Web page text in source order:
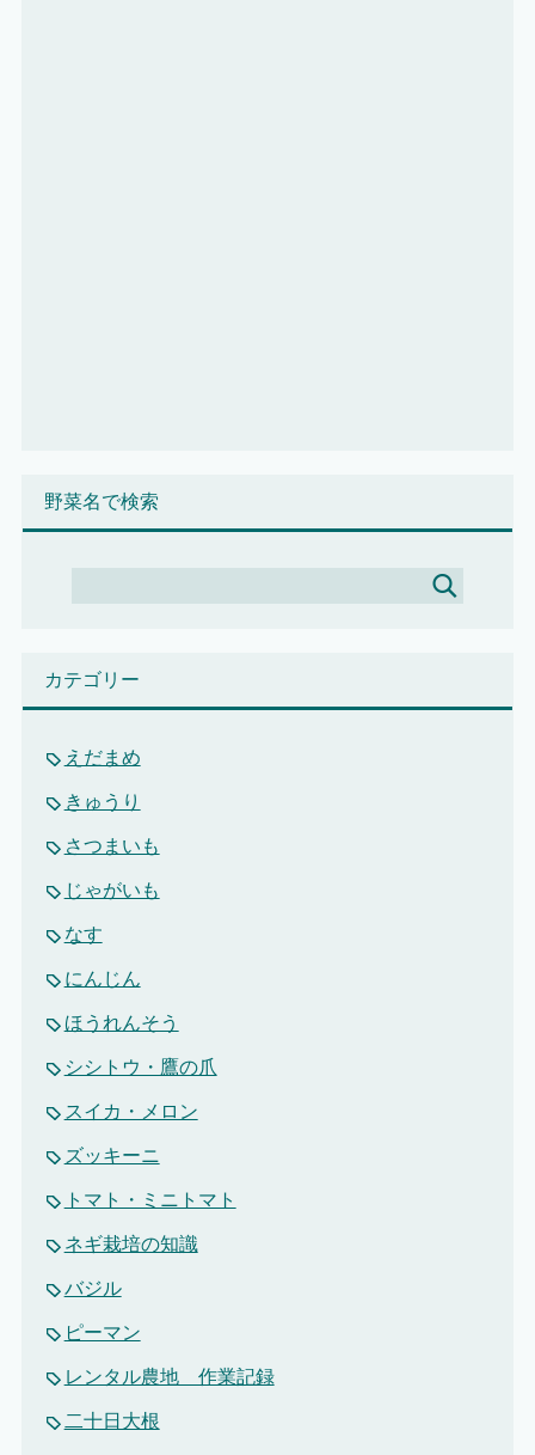
野菜名で検索
カテゴリー
えだまめ
きゅうり
さつまいも
じゃがいも
なす
にんじん
ほうれんそう
シシトウ・鷹の爪
スイカ・メロン
ズッキーニ
トマト・ミニトマト
ネギ栽培の知識
バジル
ピーマン
レンタル農地 作業記録
二十日大根